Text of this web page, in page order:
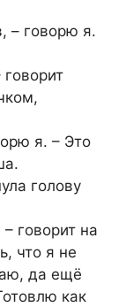
– говорю я.
я. – Это
голову
говорит на
что я не
да ещё
как